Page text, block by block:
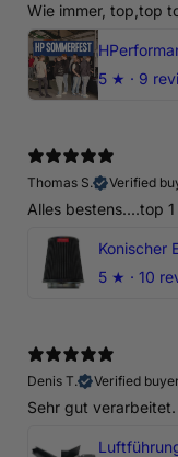
Wie immer, top,top
5 ★ · 9
Thomas S.
Verified
Alles bestens....top 1
5 ★ · 10
Denis T.
Verified buyer
Sehr gut